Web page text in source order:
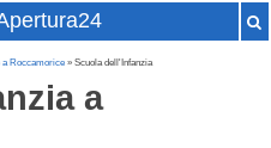
a Roccamorice » Scuola dell'Infanzia
a